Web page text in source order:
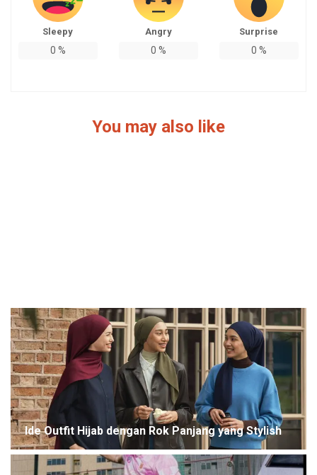
Sleepy
0 %
Angry
0 %
Surprise
0 %
You may also like
Ide Outfit Hijab dengan Rok Panjang yang Stylish